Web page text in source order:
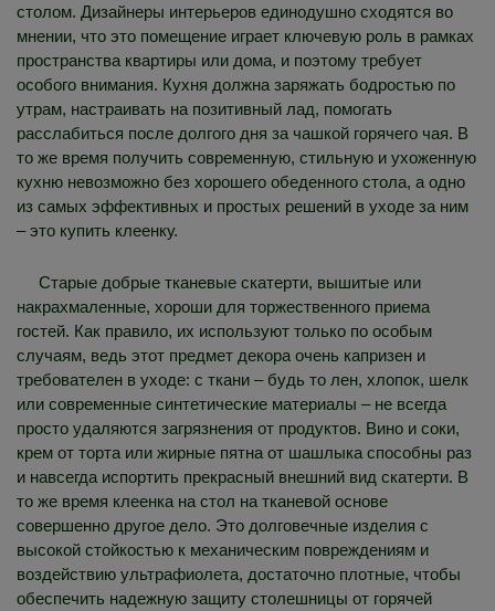
столом. Дизайнеры интерьеров единодушно сходятся во
мнении, что это помещение играет ключевую роль в рамках
пространства квартиры или дома, и поэтому требует
особого внимания. Кухня должна заряжать бодростью по
утрам, настраивать на позитивный лад, помогать
расслабиться после долгого дня за чашкой горячего чая. В
то же время получить современную, стильную и ухоженную
кухню невозможно без хорошего обеденного стола, а одно
из самых эффективных и простых решений в уходе за ним
– это купить клеенку.
Старые добрые тканевые скатерти, вышитые или
накрахмаленные, хороши для торжественного приема
гостей. Как правило, их используют только по особым
случаям, ведь этот предмет декора очень капризен и
требователен в уходе: с ткани – будь то лен, хлопок, шелк
или современные синтетические материалы – не всегда
просто удаляются загрязнения от продуктов. Вино и соки,
крем от торта или жирные пятна от шашлыка способны раз
и навсегда испортить прекрасный внешний вид скатерти. В
то же время клеенка на стол на тканевой основе
совершенно другое дело. Это долговечные изделия с
высокой стойкостью к механическим повреждениям и
воздействию ультрафиолета, достаточно плотные, чтобы
обеспечить надежную защиту столешницы от горячей